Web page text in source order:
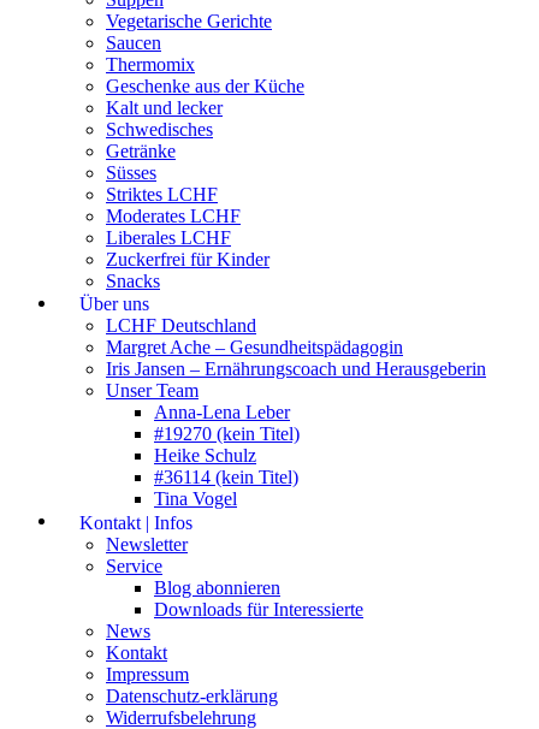
Vegetarische Gerichte
Saucen
Thermomix
Geschenke aus der Küche
Kalt und lecker
Schwedisches
Getränke
Süsses
Striktes LCHF
Moderates LCHF
Liberales LCHF
Zuckerfrei für Kinder
Snacks
Über uns
LCHF Deutschland
Margret Ache – Gesundheitspädagogin
Iris Jansen – Ernährungscoach und Herausgeberin
Unser Team
Anna-Lena Leber
#19270 (kein Titel)
Heike Schulz
#36114 (kein Titel)
Tina Vogel
Kontakt | Infos
Newsletter
Service
Blog abonnieren
Downloads für Interessierte
News
Kontakt
Impressum
Datenschutz-erklärung
Widerrufsbelehrung